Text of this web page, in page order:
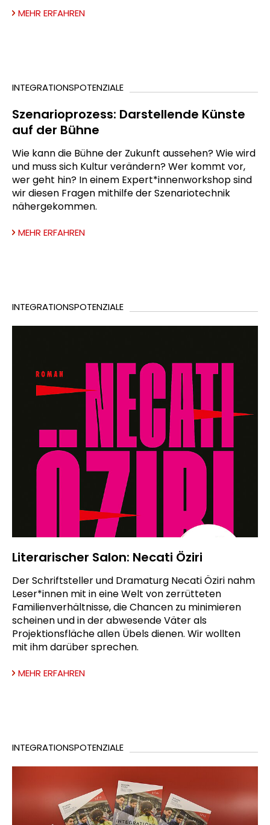
MEHR ERFAHREN
INTEGRATIONSPOTENZIALE
Szenarioprozess: Darstellende Künste
auf der Bühne
Wie kann die Bühne der Zukunft aussehen? Wie wird
und muss sich Kultur verändern? Wer kommt vor,
wer geht hin? In einem Expert*innenworkshop sind
wir diesen Fragen mithilfe der Szenariotechnik
nähergekommen.
MEHR ERFAHREN
INTEGRATIONSPOTENZIALE
Literarischer Salon: Necati Öziri
Der Schriftsteller und Dramaturg Necati Öziri nahm
Leser*innen mit in eine Welt von zerrütteten
Familienverhältnisse, die Chancen zu minimieren
scheinen und in der abwesende Väter als
Projektionsfläche allen Übels dienen. Wir wollten
mit ihm darüber sprechen.
MEHR ERFAHREN
INTEGRATIONSPOTENZIALE